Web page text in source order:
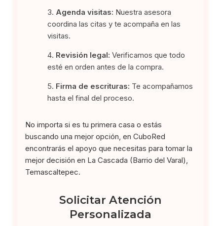
Agenda visitas: Nuestra asesora
coordina las citas y te acompaña en las
visitas.
Revisión legal: Verificamos que todo
esté en orden antes de la compra.
Firma de escrituras: Te acompañamos
hasta el final del proceso.
No importa si es tu primera casa o estás
buscando una mejor opción, en CuboRed
encontrarás el apoyo que necesitas para tomar la
mejor decisión en La Cascada (Barrio del Varal),
Temascaltepec.
Solicitar Atención
Personalizada